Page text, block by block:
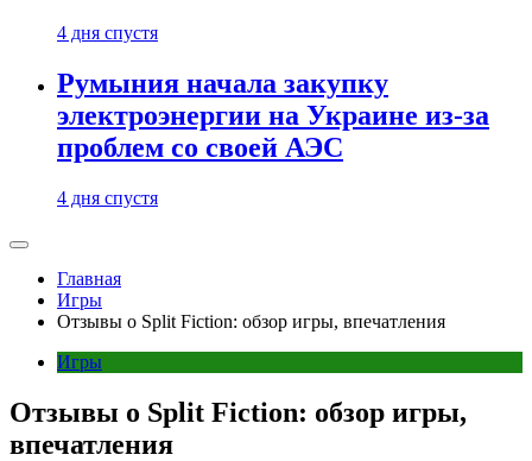
4 дня спустя
Румыния начала закупку
электроэнергии на Украине из-за
проблем со своей АЭС
4 дня спустя
Главная
Игры
Отзывы о Split Fiction: обзор игры, впечатления
Игры
Отзывы о Split Fiction: обзор игры,
впечатления